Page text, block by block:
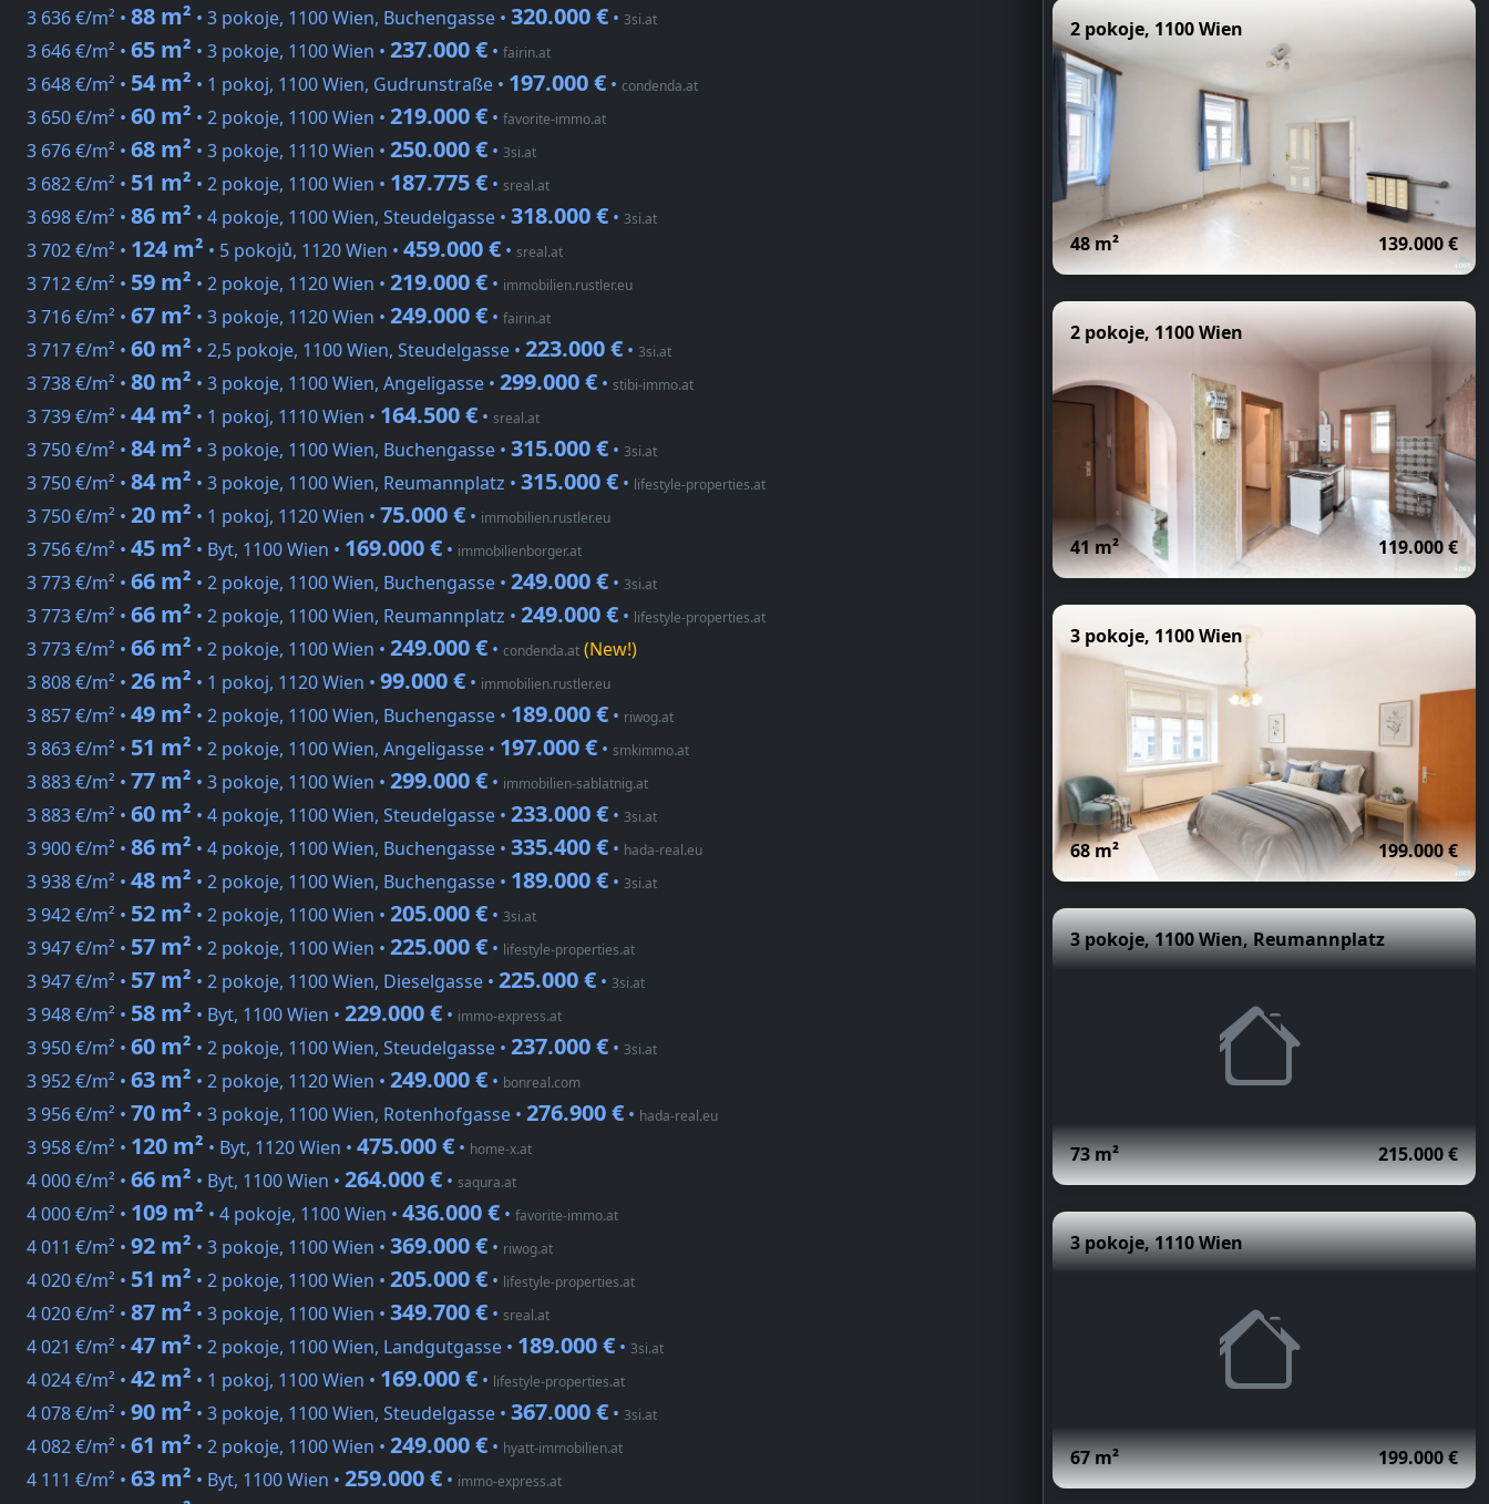
3 636 €/m² • 88 m² • 3 pokoje, 1100 Wien, Buchengasse • 320.000 € • 3si.at
3 646 €/m² • 65 m² • 3 pokoje, 1100 Wien • 237.000 € • fairin.at
3 648 €/m² • 54 m² • 1 pokoj, 1100 Wien, Gudrunstraße • 197.000 € • condenda.at
3 650 €/m² • 60 m² • 2 pokoje, 1100 Wien • 219.000 € • favorite-immo.at
3 676 €/m² • 68 m² • 3 pokoje, 1110 Wien • 250.000 € • 3si.at
3 682 €/m² • 51 m² • 2 pokoje, 1100 Wien • 187.775 € • sreal.at
3 698 €/m² • 86 m² • 4 pokoje, 1100 Wien, Steudelgasse • 318.000 € • 3si.at
3 702 €/m² • 124 m² • 5 pokojů, 1120 Wien • 459.000 € • sreal.at
3 712 €/m² • 59 m² • 2 pokoje, 1120 Wien • 219.000 € • immobilien.rustler.eu
3 716 €/m² • 67 m² • 3 pokoje, 1120 Wien • 249.000 € • fairin.at
3 717 €/m² • 60 m² • 2,5 pokoje, 1100 Wien, Steudelgasse • 223.000 € • 3si.at
3 738 €/m² • 80 m² • 3 pokoje, 1100 Wien, Angeligasse • 299.000 € • stibi-immo.at
3 739 €/m² • 44 m² • 1 pokoj, 1110 Wien • 164.500 € • sreal.at
3 750 €/m² • 84 m² • 3 pokoje, 1100 Wien, Buchengasse • 315.000 € • 3si.at
3 750 €/m² • 84 m² • 3 pokoje, 1100 Wien, Reumannplatz • 315.000 € • lifestyle-properties.at
3 750 €/m² • 20 m² • 1 pokoj, 1120 Wien • 75.000 € • immobilien.rustler.eu
3 756 €/m² • 45 m² • Byt, 1100 Wien • 169.000 € • immobilienborger.at
3 773 €/m² • 66 m² • 2 pokoje, 1100 Wien, Buchengasse • 249.000 € • 3si.at
3 773 €/m² • 66 m² • 2 pokoje, 1100 Wien, Reumannplatz • 249.000 € • lifestyle-properties.at
3 773 €/m² • 66 m² • 2 pokoje, 1100 Wien • 249.000 € • condenda.at (New!)
3 808 €/m² • 26 m² • 1 pokoj, 1120 Wien • 99.000 € • immobilien.rustler.eu
3 857 €/m² • 49 m² • 2 pokoje, 1100 Wien, Buchengasse • 189.000 € • riwog.at
3 863 €/m² • 51 m² • 2 pokoje, 1100 Wien, Angeligasse • 197.000 € • smkimmo.at
3 883 €/m² • 77 m² • 3 pokoje, 1100 Wien • 299.000 € • immobilien-sablatnig.at
3 883 €/m² • 60 m² • 4 pokoje, 1100 Wien, Steudelgasse • 233.000 € • 3si.at
3 900 €/m² • 86 m² • 4 pokoje, 1100 Wien, Buchengasse • 335.400 € • hada-real.eu
3 938 €/m² • 48 m² • 2 pokoje, 1100 Wien, Buchengasse • 189.000 € • 3si.at
3 942 €/m² • 52 m² • 2 pokoje, 1100 Wien • 205.000 € • 3si.at
3 947 €/m² • 57 m² • 2 pokoje, 1100 Wien • 225.000 € • lifestyle-properties.at
3 947 €/m² • 57 m² • 2 pokoje, 1100 Wien, Dieselgasse • 225.000 € • 3si.at
3 948 €/m² • 58 m² • Byt, 1100 Wien • 229.000 € • immo-express.at
3 950 €/m² • 60 m² • 2 pokoje, 1100 Wien, Steudelgasse • 237.000 € • 3si.at
3 952 €/m² • 63 m² • 2 pokoje, 1120 Wien • 249.000 € • bonreal.com
3 956 €/m² • 70 m² • 3 pokoje, 1100 Wien, Rotenhofgasse • 276.900 € • hada-real.eu
3 958 €/m² • 120 m² • Byt, 1120 Wien • 475.000 € • home-x.at
4 000 €/m² • 66 m² • Byt, 1100 Wien • 264.000 € • saqura.at
4 000 €/m² • 109 m² • 4 pokoje, 1100 Wien • 436.000 € • favorite-immo.at
4 011 €/m² • 92 m² • 3 pokoje, 1100 Wien • 369.000 € • riwog.at
4 020 €/m² • 51 m² • 2 pokoje, 1100 Wien • 205.000 € • lifestyle-properties.at
4 020 €/m² • 87 m² • 3 pokoje, 1100 Wien • 349.700 € • sreal.at
4 021 €/m² • 47 m² • 2 pokoje, 1100 Wien, Landgutgasse • 189.000 € • 3si.at
4 024 €/m² • 42 m² • 1 pokoj, 1100 Wien • 169.000 € • lifestyle-properties.at
4 078 €/m² • 90 m² • 3 pokoje, 1100 Wien, Steudelgasse • 367.000 € • 3si.at
4 082 €/m² • 61 m² • 2 pokoje, 1100 Wien • 249.000 € • hyatt-immobilien.at
4 111 €/m² • 63 m² • Byt, 1100 Wien • 259.000 € • immo-express.at